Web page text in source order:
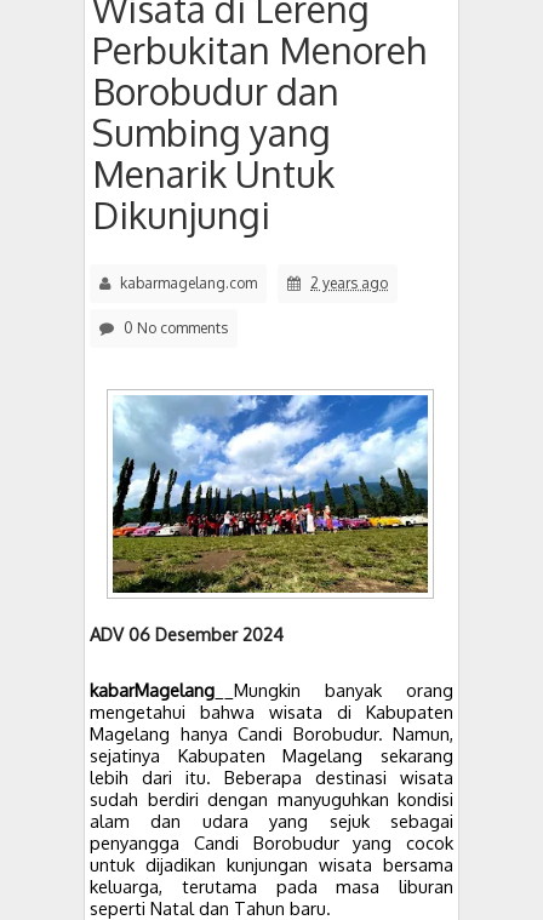
Perbukitan Menoreh
Borobudur dan
Sumbing yang
Menarik Untuk
Dikunjungi
kabarmagelang.com 2 years ago
0 No comments
ADV 06 Desember 2024
kabarMagelang __Mungkin banyak orang
mengetahui bahwa wisata di Kabupaten
Magelang hanya Candi Borobudur. Namun,
sejatinya Kabupaten Magelang sekarang
lebih dari itu. Beberapa destinasi wisata
sudah berdiri dengan manyuguhkan kondisi
alam dan udara yang sejuk sebagai
penyangga Candi Borobudur yang cocok
untuk dijadikan kunjungan wisata bersama
keluarga, terutama pada masa liburan
seperti Natal dan Tahun baru.